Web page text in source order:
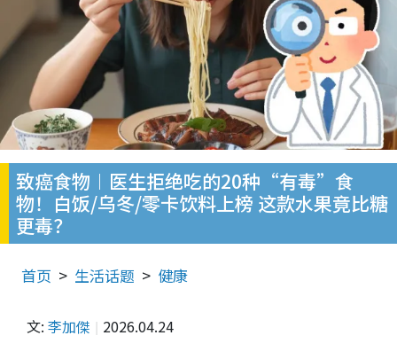
致癌食物︱医生拒绝吃的20种“有毒”食
物！白饭/乌冬/零卡饮料上榜 这款水果竟比糖
更毒？
首页 生活话题 健康
文: 李加傑 2026.04.24